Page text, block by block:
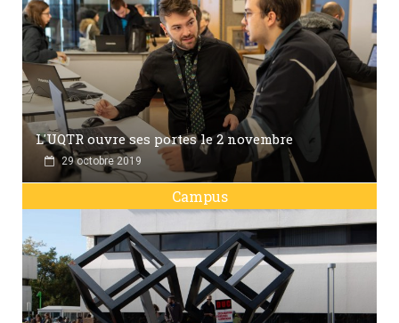
L'UQTR ouvre ses portes le 2 novembre
29 octobre 2019
Campus